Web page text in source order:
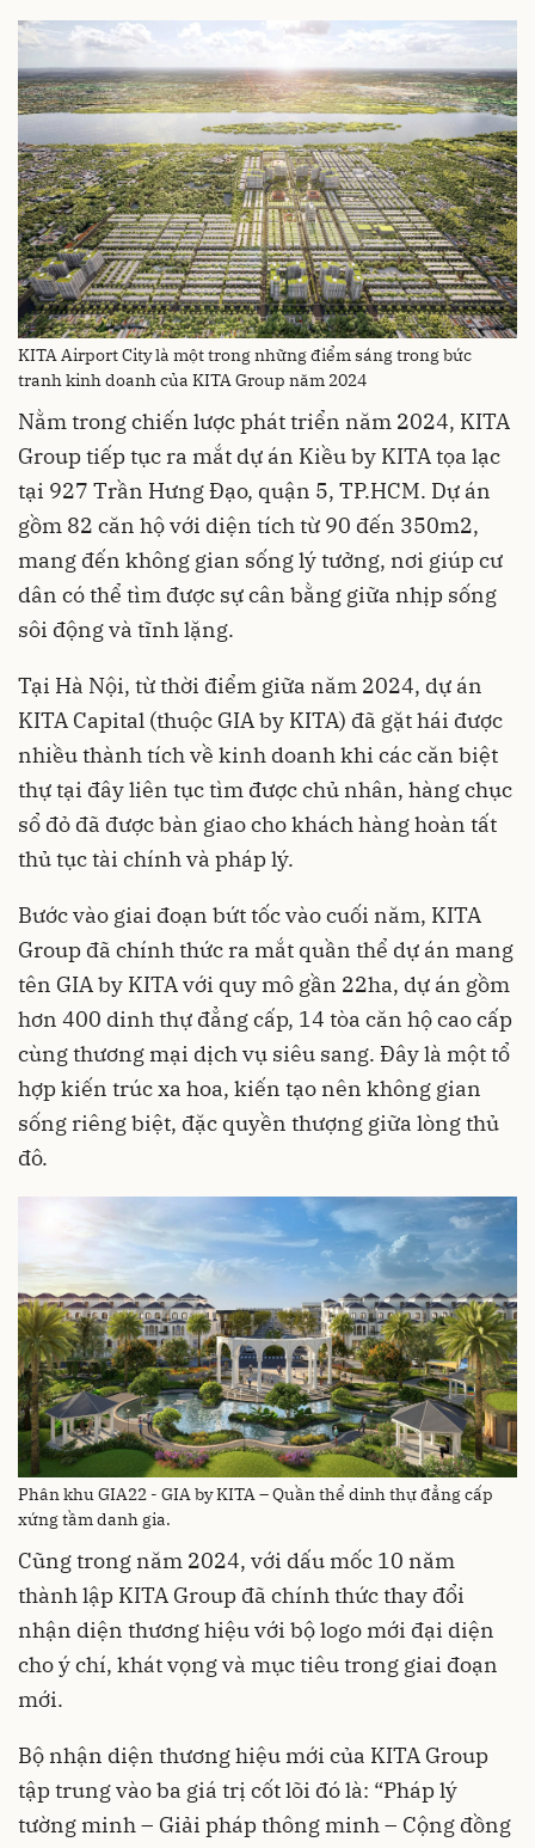
KITA Airport City là một trong những điểm sáng trong bức
tranh kinh doanh của KITA Group năm 2024
Nằm trong chiến lược phát triển năm 2024, KITA
Group tiếp tục ra mắt dự án Kiều by KITA tọa lạc
tại 927 Trần Hưng Đạo, quận 5, TP.HCM. Dự án
gồm 82 căn hộ với diện tích từ 90 đến 350m2,
mang đến không gian sống lý tưởng, nơi giúp cư
dân có thể tìm được sự cân bằng giữa nhịp sống
sôi động và tĩnh lặng.
Tại Hà Nội, từ thời điểm giữa năm 2024, dự án
KITA Capital (thuộc GIA by KITA) đã gặt hái được
nhiều thành tích về kinh doanh khi các căn biệt
thự tại đây liên tục tìm được chủ nhân, hàng chục
sổ đỏ đã được bàn giao cho khách hàng hoàn tất
thủ tục tài chính và pháp lý.
Bước vào giai đoạn bứt tốc vào cuối năm, KITA
Group đã chính thức ra mắt quần thể dự án mang
tên GIA by KITA với quy mô gần 22ha, dự án gồm
hơn 400 dinh thự đẳng cấp, 14 tòa căn hộ cao cấp
cùng thương mại dịch vụ siêu sang. Đây là một tổ
hợp kiến trúc xa hoa, kiến tạo nên không gian
sống riêng biệt, đặc quyền thượng giữa lòng thủ
đô.
Phân khu GIA22 - GIA by KITA – Quần thể dinh thự đẳng cấp
xứng tầm danh gia.
Cũng trong năm 2024, với dấu mốc 10 năm
thành lập KITA Group đã chính thức thay đổi
nhận diện thương hiệu với bộ logo mới đại diện
cho ý chí, khát vọng và mục tiêu trong giai đoạn
mới.
Bộ nhận diện thương hiệu mới của KITA Group
tập trung vào ba giá trị cốt lõi đó là: “Pháp lý
tường minh – Giải pháp thông minh – Cộng đồng